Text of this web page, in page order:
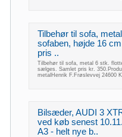
Tilbehør til sofa,
sofaben, højde 16
pris ..
Tilbehør til sofa, metal 6 stk.
sælges. Samlet pris kr.
metalHenrik F.Frøslevvej 24600
Bilsæder, AUDI 3
ved køb senest
A3 - helt nye b..